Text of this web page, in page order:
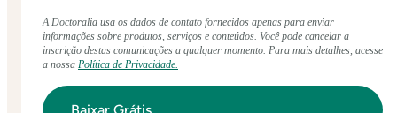
A Doctoralia usa os dados de contato fornecidos apenas para enviar
informações sobre produtos, serviços e conteúdos. Você pode cancelar a
inscrição destas comunicações a qualquer momento. Para mais detalhes, acesse
a nossa Política de Privacidade.